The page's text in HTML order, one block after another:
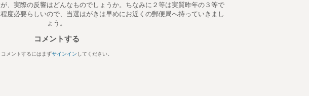
、実際の反響はどんなものでしょうか。ちなみに２等は実質昨年の３等で
度必要らしいので、当選はがきは早めにお近くの郵便局へ持っていきまし
ょう。
コメントする
コメントするにはまずサインイン してください。